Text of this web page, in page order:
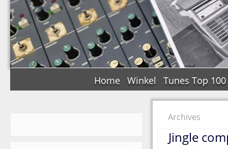
Home Winkel Tunes Top 100
Archives
Jingle